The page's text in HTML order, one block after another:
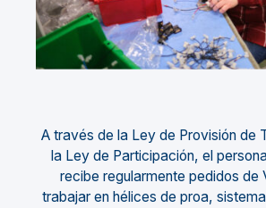
A través de la Ley de Provisión de
la Ley de Participación, el
recibe regularmente pedidos de
trabajar en hélices de proa,